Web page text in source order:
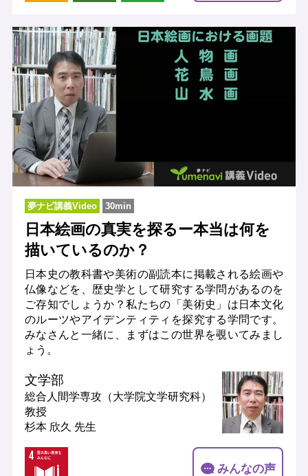
夢ナビ講義Video 30min
日本絵画の真実を探るー本当は何を
描いているのか？
日本史の教科書や美術の副読本に掲載される絵画や
仏像などを、歴史学として研究する学問があるのを
ご存知でしょうか？私たちの「美術史」は日本文化
のルーツやアイデンティティを探究する学問です。
みなさんと一緒に、まずはこの世界を覗いてみまし
ょう。
文学部
総合人間学専攻（大学院文学研究科）
教授
杉本 欣久 先生
みんなの声